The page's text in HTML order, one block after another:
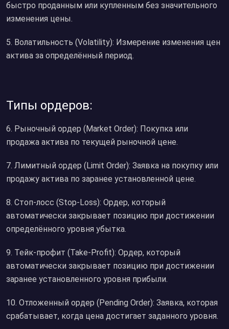
быстро проданным или купленным без значительного
изменения цены.
5. Волатильность (Volatility): Измерение изменения цен
актива за определённый период.
Типы ордеров:
6. Рыночный ордер (Market Order): Покупка или
продажа актива по текущей рыночной цене.
7. Лимитный ордер (Limit Order): Заявка на покупку или
продажу актива по заранее установленной цене.
8. Стоп-лосс (Stop-Loss): Ордер, который
автоматически закрывает позицию при достижении
определённого уровня убытка.
9. Тейк-профит (Take-Profit): Ордер, который
автоматически закрывает позицию при достижении
заранее установленного уровня прибыли.
10. Отложенный ордер (Pending Order): Заявка, которая
срабатывает, когда цена достигает заданного уровня.